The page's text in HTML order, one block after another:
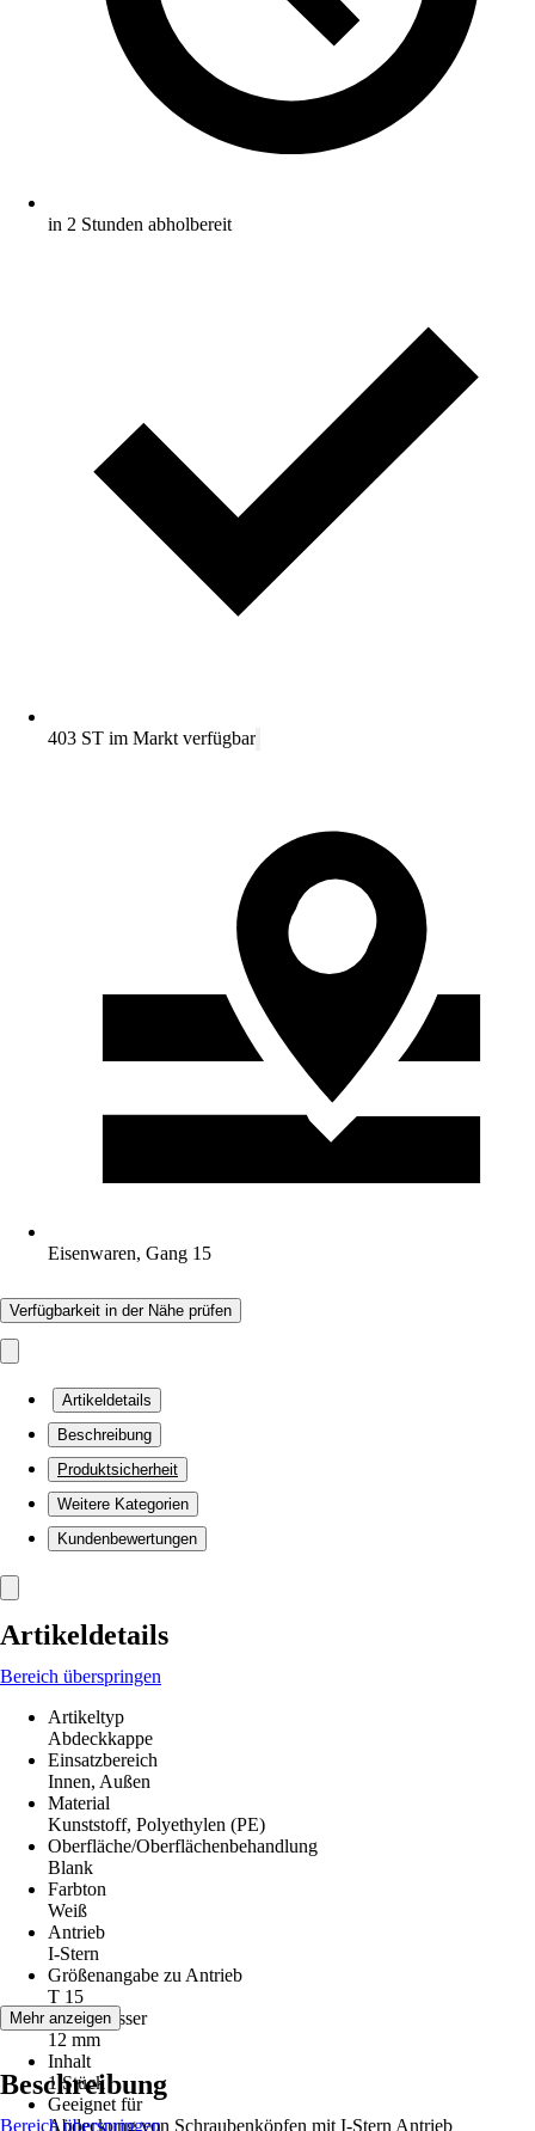
in 2 Stunden abholbereit
403 ST im Markt verfügbar
Eisenwaren, Gang 15
Verfügbarkeit in der Nähe prüfen
Artikeldetails
Beschreibung
Produktsicherheit
Weitere Kategorien
Kundenbewertungen
Artikeldetails
Bereich überspringen
Artikeltyp
Abdeckkappe
Einsatzbereich
Innen, Außen
Material
Kunststoff, Polyethylen (PE)
Oberfläche/Oberflächenbehandlung
Blank
Farbton
Weiß
Antrieb
I-Stern
Größenangabe zu Antrieb
T 15
Durchmesser
12 mm
Inhalt
1 Stück
Geeignet für
Abdeckung von Schraubenköpfen mit I-Stern Antrieb
Mehr anzeigen
Beschreibung
Bereich überspringen